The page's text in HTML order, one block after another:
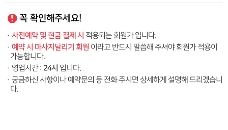
꼭 확인해주세요!
· 사전예약 및 현금 결제 시 적용되는 회원가 입니다.
· 예약 시 마사지달리기 회원 이라고 반드시 말씀해 주셔야 회원가 적용이
가능합니다.
· 영업시간 : 24시 입니다.
· 궁금하신 사항이나 예약문의 등 전화 주시면 상세하게 설명해 드리겠습니
다.